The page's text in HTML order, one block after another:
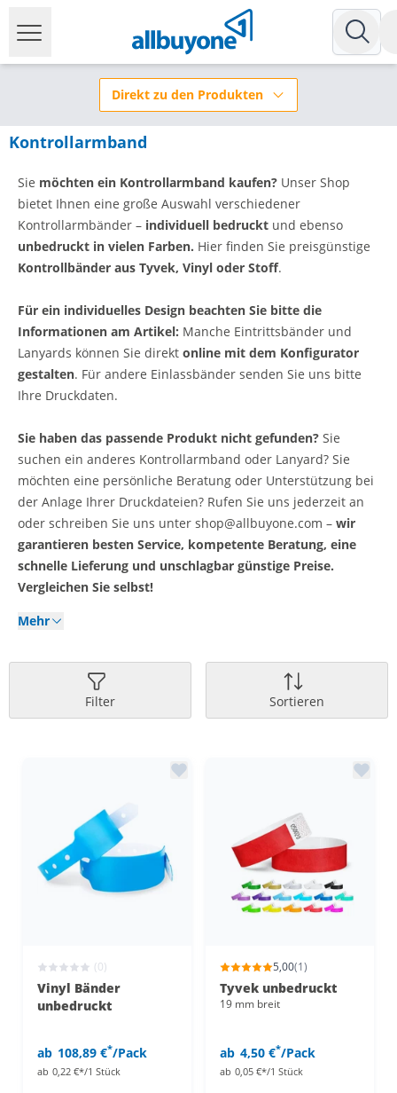
Direkt zu den Produkten
Kontrollarmband
Sie möchten ein Kontrollarmband kaufen? Unser Shop
bietet Ihnen eine große Auswahl verschiedener
Kontrollarmbänder – individuell bedruckt und ebenso
unbedruckt in vielen Farben. Hier finden Sie preisgünstige
Kontrollbänder aus Tyvek, Vinyl oder Stoff.
Für ein individuelles Design beachten Sie bitte die
Informationen am Artikel: Manche Eintrittsbänder und
Lanyards können Sie direkt online mit dem Konfigurator
gestalten. Für andere Einlassbänder senden Sie uns bitte
Ihre Druckdaten.
Sie haben das passende Produkt nicht gefunden? Sie
suchen ein anderes Kontrollarmband oder Lanyard? Sie
möchten eine persönliche Beratung oder Unterstützung bei
der Anlage Ihrer Druckdateien? Rufen Sie uns jederzeit an
oder schreiben Sie uns unter shop@allbuyone.com – wir
garantieren besten Service, kompetente Beratung, eine
schnelle Lieferung und unschlagbar günstige Preise.
Vergleichen Sie selbst!
Mehr
Filter Sortieren
(0)
Vinyl Bänder
unbedruckt
ab 108,89 €*/Pack
ab 0,22 €*/1 Stück
5,00(1)
Tyvek unbedruckt
19 mm breit
ab 4,50 €*/Pack
ab 0,05 €*/1 Stück